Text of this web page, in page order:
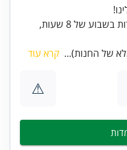
העבודה היא במשמרות (6 משמרות בשבוע של 8 שעות,
של החנות)... קרא עוד
⚠